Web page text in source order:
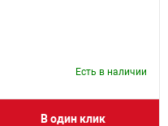
Есть в наличии
В один клик